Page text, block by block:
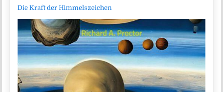
Die Kraft der Himmelszeichen